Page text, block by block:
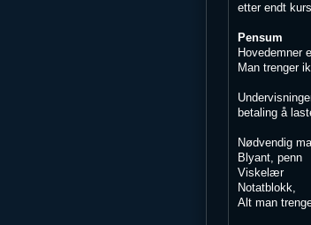
etter endt
Pensum
Hovedemner
Man trenger
betaling å
Nødvendig
Blyant, penn
Viskelær
Notatblokk,
Alt man